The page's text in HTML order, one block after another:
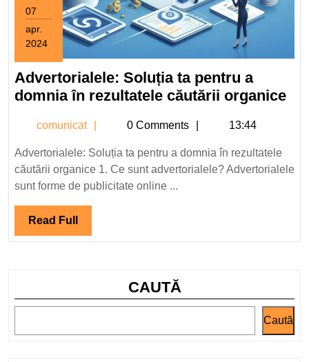
07
apr.
2024
aprilie
2024
Advertorialele: Soluția ta pentru a
domnia în rezultatele căutării organice
a
comunicat comunicat
0 Comments 13:44
Advertorialele: Soluția ta pentru a domnia în rezultatele
căutării organice 1. Ce sunt advertorialele? Advertorialele
sunt forme de publicitate online ...
Read Full Read
Full
CAUTĂ
Caută